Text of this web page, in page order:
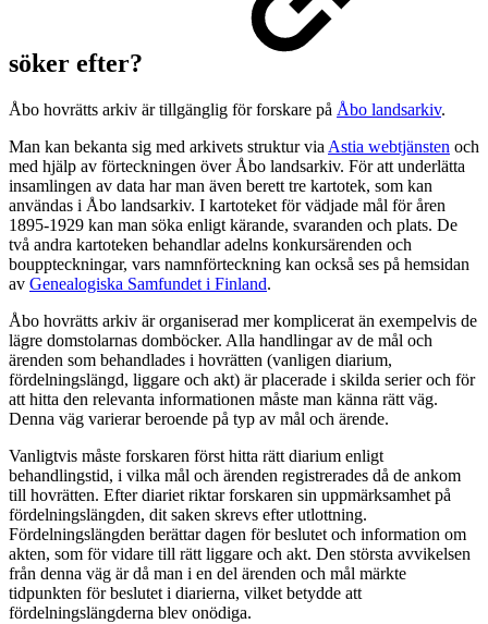
söker efter?
Åbo hovrätts arkiv är tillgänglig för forskare på Åbo landsarkiv.
Man kan bekanta sig med arkivets struktur via Astia webtjänsten och
med hjälp av förteckningen över Åbo landsarkiv. För att underlätta
insamlingen av data har man även berett tre kartotek, som kan
användas i Åbo landsarkiv. I kartoteket för vädjade mål för åren
1895-1929 kan man söka enligt kärande, svaranden och plats. De
två andra kartoteken behandlar adelns konkursärenden och
bouppteckningar, vars namnförteckning kan också ses på hemsidan
av Genealogiska Samfundet i Finland.
Åbo hovrätts arkiv är organiserad mer komplicerat än exempelvis de
lägre domstolarnas domböcker. Alla handlingar av de mål och
ärenden som behandlades i hovrätten (vanligen diarium,
fördelningslängd, liggare och akt) är placerade i skilda serier och för
att hitta den relevanta informationen måste man känna rätt väg.
Denna väg varierar beroende på typ av mål och ärende.
Vanligtvis måste forskaren först hitta rätt diarium enligt
behandlingstid, i vilka mål och ärenden registrerades då de ankom
till hovrätten. Efter diariet riktar forskaren sin uppmärksamhet på
fördelningslängden, dit saken skrevs efter utlottning.
Fördelningslängden berättar dagen för beslutet och information om
akten, som för vidare till rätt liggare och akt. Den största avvikelsen
från denna väg är då man i en del ärenden och mål märkte
tidpunkten för beslutet i diarierna, vilket betydde att
fördelningslängderna blev onödiga.